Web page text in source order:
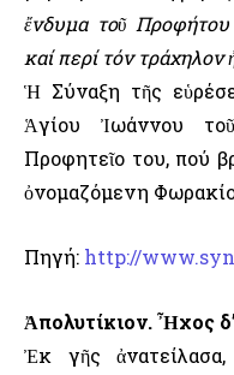
ἔνδυμα τοῦ
καί περί τόν τράχηλον
Ἡ Σύναξη τῆς
Ἁγίου Ἰωάννου
Προφητεῖο του, πού
ὀνομαζόμενη
Πηγή: http://
Ἀπολυτίκιον. Ἦχος
Ἐκ γῆς